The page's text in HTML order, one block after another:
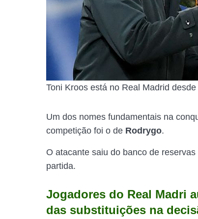
Toni Kroos está no Real Madrid
Um dos nomes fundamentais na
competição foi o de Rodrygo.
O atacante saiu do banco de
partida.
Jogadores do Real Madri
das substituições na